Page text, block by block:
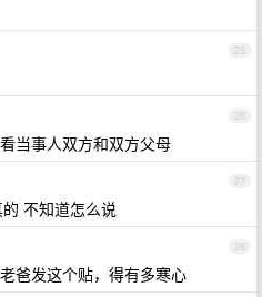
25
26
当事人双方和双方父母
27
不知道怎么说
28
爸发这个贴，得有多寒心